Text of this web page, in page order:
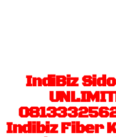
IndiBiz
Indibiz Fiber